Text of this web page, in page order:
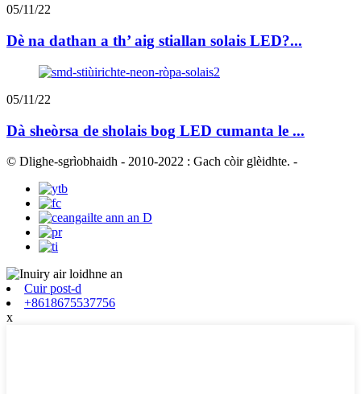
05/11/22
Dè na dathan a th’ aig stiallan solais LED?...
05/11/22
Dà sheòrsa de sholais bog LED cumanta le ...
© Dlighe-sgrìobhaidh - 2010-2022 : Gach còir glèidhte. -
Cuir post-d
+8618675537756
x